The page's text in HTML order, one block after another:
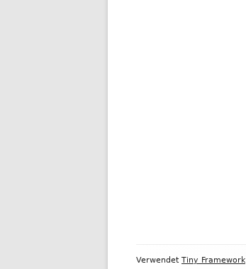
Footer
Verwendet Tiny Framework